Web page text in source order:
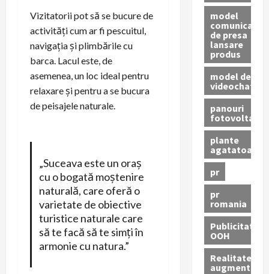
Vizitatorii pot să se bucure de
activități cum ar fi pescuitul,
navigația și plimbările cu
barca. Lacul este, de
asemenea, un loc ideal pentru
relaxare și pentru a se bucura
de peisajele naturale.
„Suceava este un oraș
cu o bogată moștenire
naturală, care oferă o
varietate de obiective
turistice naturale care
să te facă să te simți în
armonie cu natura.”
model
comunicat
de presa
lansare
produs
model de
videochat
panouri
fotovoltaice
plante
agatatoare
pr
pr
romania
Publicitate
OOH
Realitatea
augmentată